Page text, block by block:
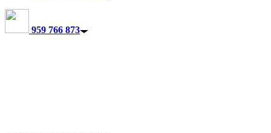
959 766 873